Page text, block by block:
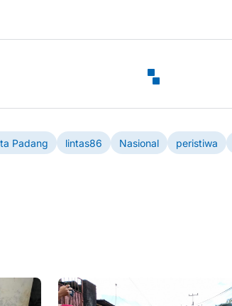
Padang lintas86 Nasional peristiwa